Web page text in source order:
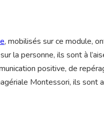
, mobilisés sur ce module,
la personne, ils sont à
positive, de
Montessori, ils